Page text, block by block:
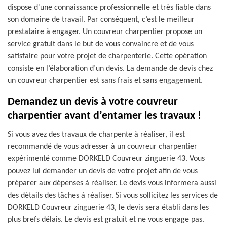
dispose d'une connaissance professionnelle et très fiable dans
son domaine de travail. Par conséquent, c’est le meilleur
prestataire à engager. Un couvreur charpentier propose un
service gratuit dans le but de vous convaincre et de vous
satisfaire pour votre projet de charpenterie. Cette opération
consiste en l’élaboration d’un devis. La demande de devis chez
un couvreur charpentier est sans frais et sans engagement.
Demandez un devis à votre couvreur
charpentier avant d’entamer les travaux !
Si vous avez des travaux de charpente à réaliser, il est
recommandé de vous adresser à un couvreur charpentier
expérimenté comme DORKELD Couvreur zinguerie 43. Vous
pouvez lui demander un devis de votre projet afin de vous
préparer aux dépenses à réaliser. Le devis vous informera aussi
des détails des tâches à réaliser. Si vous sollicitez les services de
DORKELD Couvreur zinguerie 43, le devis sera établi dans les
plus brefs délais. Le devis est gratuit et ne vous engage pas.